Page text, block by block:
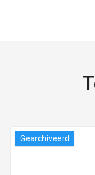
Gearchiveerd